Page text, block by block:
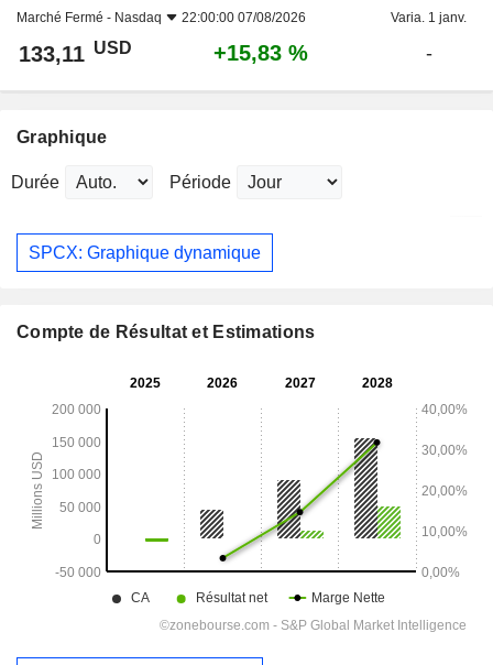
Marché Fermé - Nasdaq 22:00:00 07/08/2026 Varia. 1 janv.
133,11 USD +15,83 % -
Graphique
Durée Période
SPCX: Graphique dynamique
Compte de Résultat et Estimations